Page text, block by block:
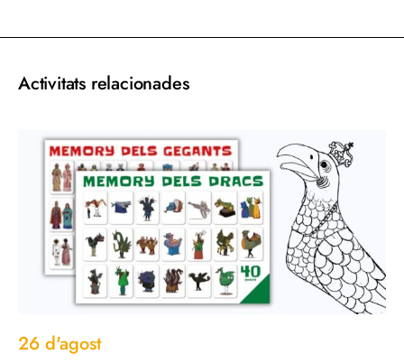
Activitats relacionades
26 d'agost